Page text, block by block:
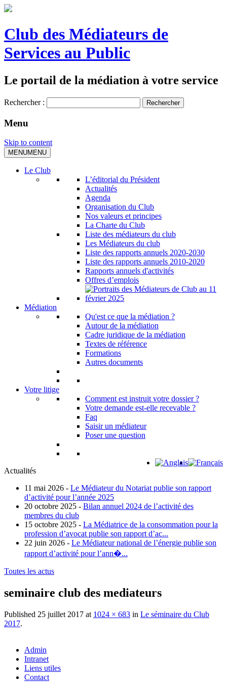
Club des Médiateurs de
Services au Public
Le portail de la médiation à votre service
Rechercher :
Menu
Skip to content
MENUMENU
Le Club
L’éditorial du Président
Actualités
Agenda
Organisation du Club
Nos valeurs et principes
La Charte du Club
Liste des médiateurs du club
Les Médiateurs du club
Liste des rapports annuels 2020-2030
Liste des rapports annuels 2010-2020
Rapports annuels d'activités
Offres d’emplois
Médiation
Qu'est ce que la médiation ?
Autour de la médiation
Cadre juridique de la médiation
Textes de référence
Formations
Autres documents
Votre litige
Comment est instruit votre dossier ?
Votre demande est-elle recevable ?
Faq
Saisir un médiateur
Poser une question
Actualités
11 mai 2026 - Le Médiateur du Notariat publie son rapport
d’activité pour l’année 2025
20 octobre 2025 - Bilan annuel 2024 de l’activité des
membres du club
15 octobre 2025 - La Médiatrice de la consommation pour la
profession d’avocat publie son rapport d’ac...
22 juin 2026 - Le Médiateur national de l’énergie publie son
rapport d’activité pour l’ann�...
Toutes les actus
seminaire club des mediateurs
Published 25 juillet 2017 at 1024 × 683 in Le séminaire du Club
2017.
Admin
Intranet
Liens utiles
Contact